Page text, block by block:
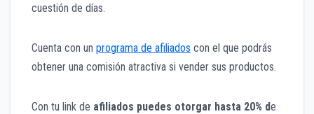
cuestión de días.
Cuenta con un programa de afiliados con el que podrás
obtener una comisión atractiva si vender sus productos.
Con tu link de afiliados puedes otorgar hasta 20% de